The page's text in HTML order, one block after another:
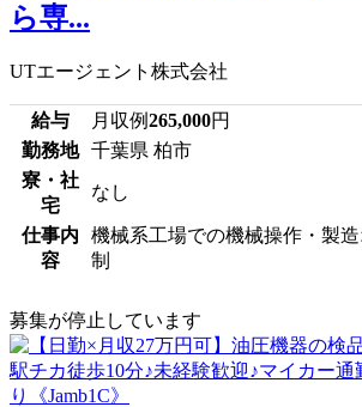
ら専...
UTエージェント株式会社
給与 月収例265,000円
勤務地
千葉県 柏市
寮・社
宅
なし
仕事内
容
機械系工場での機械操作・製
制
募集が停止しています